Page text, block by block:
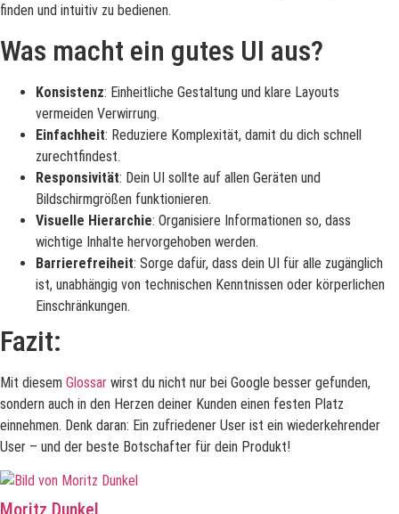
finden und intuitiv zu bedienen.
Was macht ein gutes UI aus?
Konsistenz: Einheitliche Gestaltung und klare Layouts
vermeiden Verwirrung.
Einfachheit: Reduziere Komplexität, damit du dich schnell
zurechtfindest.
Responsivität: Dein UI sollte auf allen Geräten und
Bildschirmgrößen funktionieren.
Visuelle Hierarchie: Organisiere Informationen so, dass
wichtige Inhalte hervorgehoben werden.
Barrierefreiheit: Sorge dafür, dass dein UI für alle zugänglich
ist, unabhängig von technischen Kenntnissen oder körperlichen
Einschränkungen.
Fazit:
Mit diesem Glossar wirst du nicht nur bei Google besser gefunden,
sondern auch in den Herzen deiner Kunden einen festen Platz
einnehmen. Denk daran: Ein zufriedener User ist ein wiederkehrender
User – und der beste Botschafter für dein Produkt!